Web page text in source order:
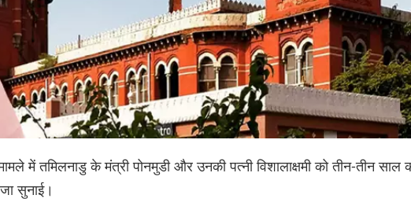
में तमिलनाडु के मंत्री पोनमुडी और उनकी पत्नी विशालाक्षमी को तीन-तीन साल
सुनाई।